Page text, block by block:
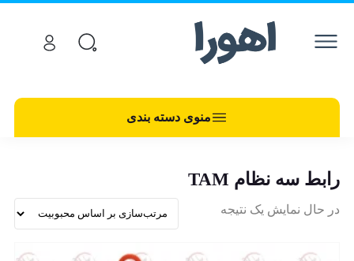
منوی دسته بندی
رابط سه نظام TAM
در حال نمایش یک نتیجه